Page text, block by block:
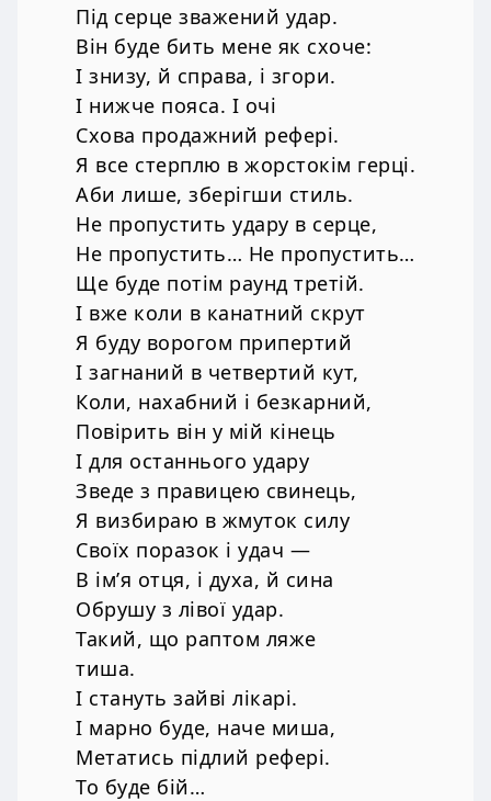
Під серце зважений удар.
Він буде бить мене як схоче:
І знизу, й справа, і згори.
І нижче пояса. І очі
Схова продажний рефері.
Я все стерплю в жорстокім герці.
Аби лише, зберігши стиль.
Не пропустить удару в серце,
Не пропустить… Не пропустить…
Ще буде потім раунд третій.
І вже коли в канатний скрут
Я буду ворогом припертий
І загнаний в четвертий кут,
Коли, нахабний і безкарний,
Повірить він у мій кінець
І для останнього удару
Зведе з правицею свинець,
Я визбираю в жмуток силу
Своїх поразок і удач —
В ім’я отця, і духа, й сина
Обрушу з лівої удар.
Такий, що раптом ляже
тиша.
І стануть зайві лікарі.
І марно буде, наче миша,
Метатись підлий рефері.
То буде бій…